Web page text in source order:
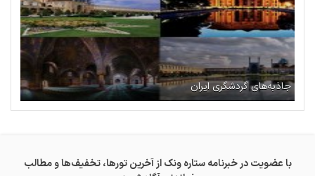
جاذبه‌های گردشگری ایران
با عضویت در خبرنامه ستاره ونک از آخرین تورها، تخفیف‌ها و مطالب